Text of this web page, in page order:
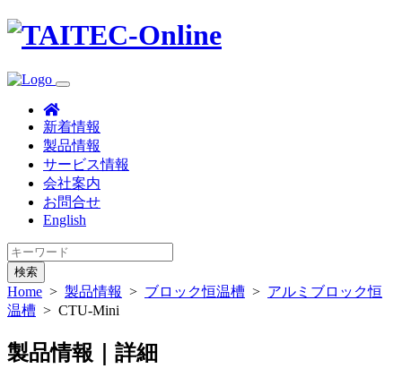
新着情報
製品情報
サービス情報
会社案内
お問合せ
English
検索
Home > 製品情報 > ブロック恒温槽 > アルミブロック恒
温槽 > CTU-Mini
製品情報｜詳細